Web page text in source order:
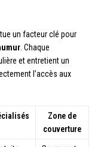
un facteur clé pour
. Chaque
et entretient un
l’accès aux
Zone de
couverture